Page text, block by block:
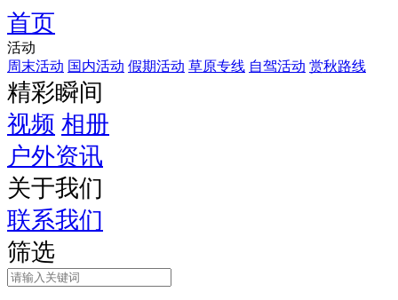
首页
活动
周末活动 国内活动 假期活动 草原专线 自驾活动 赏秋路线
精彩瞬间
视频 相册
户外资讯
关于我们
联系我们
筛选